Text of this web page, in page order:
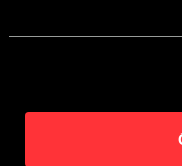
Kocher, großzügige